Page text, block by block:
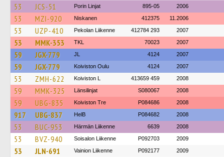
53 JCS-51 Porin Linjat 895-05 2006
53 MZI-920 Niskanen 412375 11.2006
53 UZP-410 Pekolan Liikenne 412784 293 2007
53 MMK-353 TKL 70023 2007
59 JGX-779 JL 4124 2007
59 JGX-779 Koiviston Oulu 4124 2007
53 ZMH-622 Koiviston L 413659 459 2008
59 MMK-325 Länsilinjat S080067 2008
59 UBG-835 Koiviston Tre P084686 2008
917 UBG-837 HelB P084682 2008
53 BUC-953 Härmän Liikenne 6639 2008
53 BVZ-940 Soisalon Liikenne P092703 2009
53 JLN-691 Vainion Liikenne P092177 2009